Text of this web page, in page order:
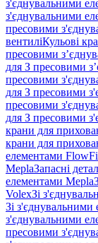
з'єднувальними
з'єднувальними
пресовими
вентиліКульові
пресовими
для З пресовими
пресовими
для З пресовими
пресовими
для З пресовими
крани для
крани для
елементами
MeplaЗапасні
елементами Mepla
VolexЗі
Зі
з'єднувальними
пресовими